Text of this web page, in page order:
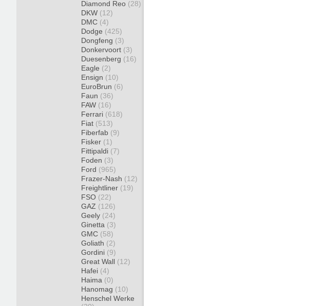
Diamond Reo (28)
DKW (12)
DMC (4)
Dodge (425)
Dongfeng (3)
Donkervoort (3)
Duesenberg (16)
Eagle (2)
Ensign (10)
EuroBrun (6)
Faun (36)
FAW (16)
Ferrari (618)
Fiat (513)
Fiberfab (9)
Fisker (1)
Fittipaldi (7)
Foden (3)
Ford (965)
Frazer-Nash (12)
Freightliner (19)
FSO (22)
GAZ (126)
Geely (24)
Ginetta (3)
GMC (58)
Goliath (2)
Gordini (9)
Great Wall (12)
Hafei (4)
Haima (0)
Hanomag (10)
Henschel Werke